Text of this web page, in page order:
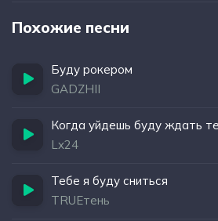
Похожие песни
Буду рокером
GADZHII
Когда уйдешь буду ждать
Lx24
Тебе я буду сниться
TRUEтень